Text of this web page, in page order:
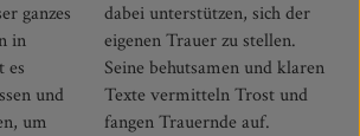
ganzes
in
es
und
um
sich der
und
fangen Trauernde auf.